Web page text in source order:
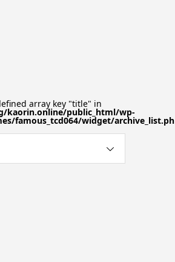
array key "title" in
kaorin.online/public_html/wp-
famous_tcd064/widget/